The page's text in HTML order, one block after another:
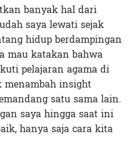
banyak hal dari
saya lewati sejak
hidup berdampingan
mau katakan bahwa
pelajaran agama di
insight
satu sama lain.
saya hingga saat ini
hanya saja cara kita